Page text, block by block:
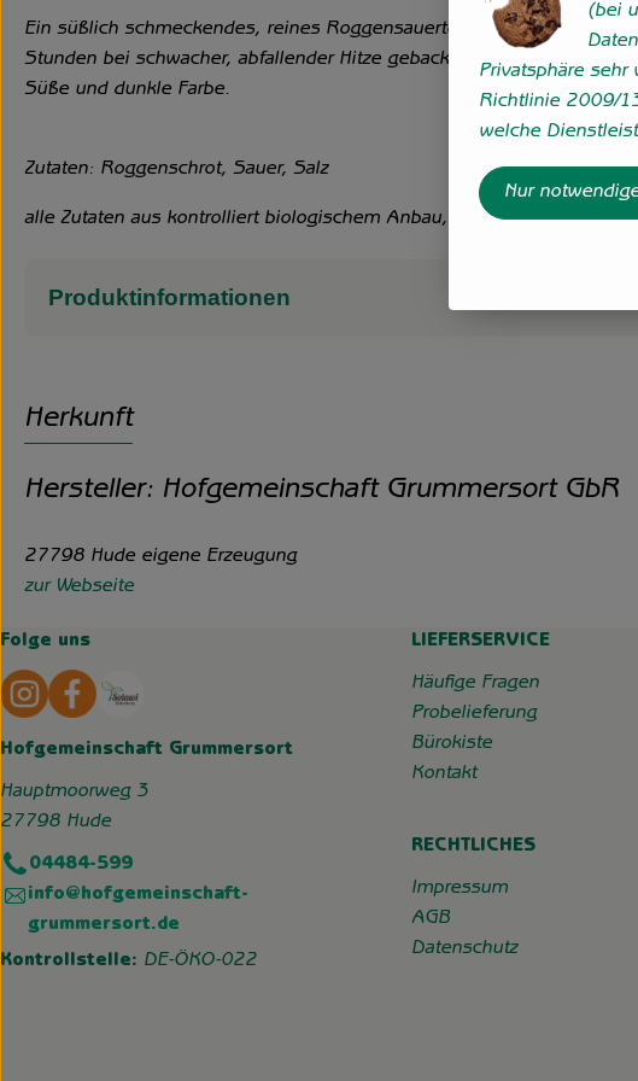
Ein süßlich schmeckendes, reines Roggensauerteigbrot aus teils
Stunden bei schwacher, abfallender Hitze gebacken. Durch diesen
Süße und dunkle Farbe.
Zutaten: Roggenschrot, Sauer, Salz
alle Zutaten aus kontrolliert biologischem Anbau, ausgenommen Salz
Produktinformationen
Herkunft
Hersteller: Hofgemeinschaft Grummersort GbR
27798 Hude eigene Erzeugung
zur Webseite
Folge uns
Externer Link zu https://www.instagram.com/
Externer Link zu https://wp.solawi-oldenburg.de/
Hofgemeinschaft Grummersort
Hauptmoorweg 3
27798 Hude
04484-599
info@hofgemeinschaft-
grummersort.de
Kontrollstelle: DE-ÖKO-022
LIEFERSERVICE
Häufige Fragen
Probelieferung
Bürokiste
Kontakt
RECHTLICHES
Impressum
AGB
Datenschutz
(bei
Privatsphäre
Richtlinie 2009/
welche
Nur